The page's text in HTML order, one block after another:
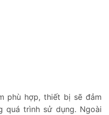
phù hợp, thiết bị sẽ đảm
quá trình sử dụng. Ngoài